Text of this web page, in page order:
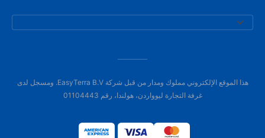
هذا الموقع الإلكتروني مملوك ومدار من قبل شركة EasyTerra B.V. ومسجل لدى
غرفة التجارة ليوواردن، هولندا، رقم 01104443